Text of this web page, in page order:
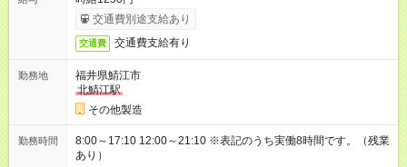
交通費別途支給あり
交通費 交通費支給有り
勤務地
福井県鯖江市
北鯖江駅
その他製造
勤務時間
8:00～17:10 12:00～21:10 ※表記のうち実働8時間です。（残業
あり）